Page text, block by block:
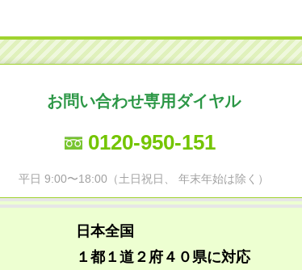
お問い合わせ専用ダイヤル
0120-950-151
平日 9:00〜18:00（土日祝日、 年末年始は除く）
日本全国
１都１道２府４０県に対応